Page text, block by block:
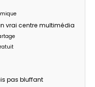
vrai centre multimédia
pas bluffant